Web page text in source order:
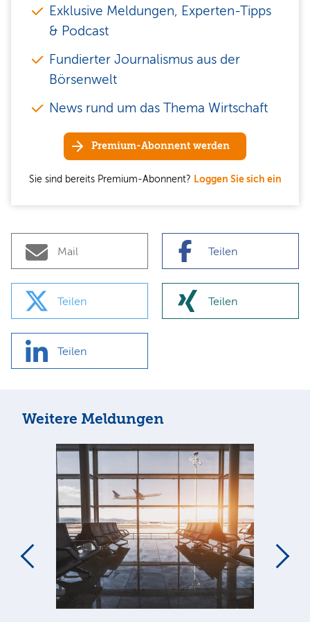
Exklusive Meldungen, Experten-Tipps
& Podcast
Fundierter Journalismus aus der
Börsenwelt
News rund um das Thema Wirtschaft
Premium-Abonnent werden
Sie sind bereits Premium-Abonnent? Loggen Sie sich ein
Mail Teilen
Teilen Teilen
Teilen
Weitere Meldungen